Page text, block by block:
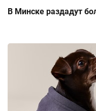
В Минске раздадут